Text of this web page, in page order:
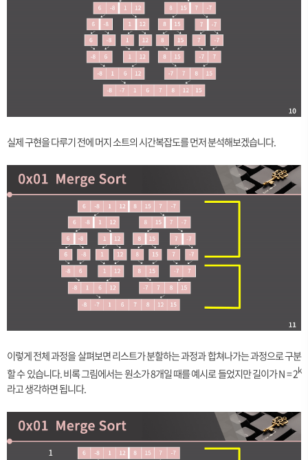
실제 구현을 다루기 전에 머지 소트의 시간복잡도를 먼저 분석해보겠습니다.
이렇게 전체 과정을 살펴보면 리스트가 분할하는 과정과 합쳐나가는 과정으로 구분
할 수 있습니다. 비록 그림에서는 원소가 8개일 때를 예시로 들었지만 길이가 N = 2k
라고 생각하면 됩니다.